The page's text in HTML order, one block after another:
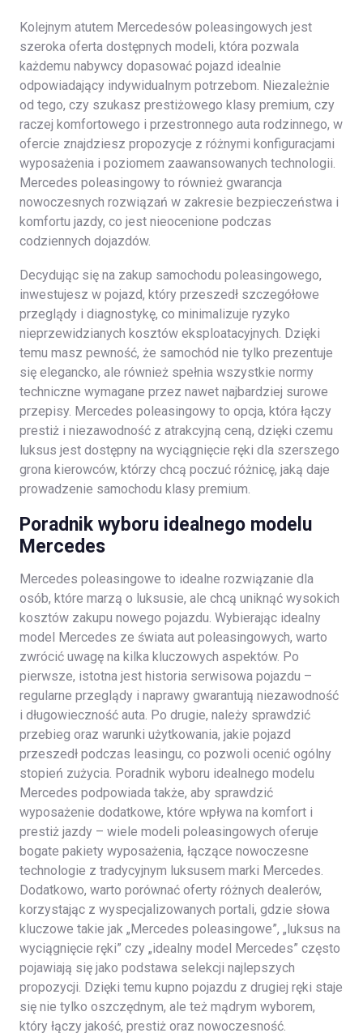
Kolejnym atutem Mercedesów poleasingowych jest
szeroka oferta dostępnych modeli, która pozwala
każdemu nabywcy dopasować pojazd idealnie
odpowiadający indywidualnym potrzebom. Niezależnie
od tego, czy szukasz prestiżowego klasy premium, czy
raczej komfortowego i przestronnego auta rodzinnego, w
ofercie znajdziesz propozycje z różnymi konfiguracjami
wyposażenia i poziomem zaawansowanych technologii.
Mercedes poleasingowy to również gwarancja
nowoczesnych rozwiązań w zakresie bezpieczeństwa i
komfortu jazdy, co jest nieocenione podczas
codziennych dojazdów.
Decydując się na zakup samochodu poleasingowego,
inwestujesz w pojazd, który przeszedł szczegółowe
przeglądy i diagnostykę, co minimalizuje ryzyko
nieprzewidzianych kosztów eksploatacyjnych. Dzięki
temu masz pewność, że samochód nie tylko prezentuje
się elegancko, ale również spełnia wszystkie normy
techniczne wymagane przez nawet najbardziej surowe
przepisy. Mercedes poleasingowy to opcja, która łączy
prestiż i niezawodność z atrakcyjną ceną, dzięki czemu
luksus jest dostępny na wyciągnięcie ręki dla szerszego
grona kierowców, którzy chcą poczuć różnicę, jaką daje
prowadzenie samochodu klasy premium.
Poradnik wyboru idealnego modelu
Mercedes
Mercedes poleasingowe to idealne rozwiązanie dla
osób, które marzą o luksusie, ale chcą uniknąć wysokich
kosztów zakupu nowego pojazdu. Wybierając idealny
model Mercedes ze świata aut poleasingowych, warto
zwrócić uwagę na kilka kluczowych aspektów. Po
pierwsze, istotna jest historia serwisowa pojazdu –
regularne przeglądy i naprawy gwarantują niezawodność
i długowieczność auta. Po drugie, należy sprawdzić
przebieg oraz warunki użytkowania, jakie pojazd
przeszedł podczas leasingu, co pozwoli ocenić ogólny
stopień zużycia. Poradnik wyboru idealnego modelu
Mercedes podpowiada także, aby sprawdzić
wyposażenie dodatkowe, które wpływa na komfort i
prestiż jazdy – wiele modeli poleasingowych oferuje
bogate pakiety wyposażenia, łączące nowoczesne
technologie z tradycyjnym luksusem marki Mercedes.
Dodatkowo, warto porównać oferty różnych dealerów,
korzystając z wyspecjalizowanych portali, gdzie słowa
kluczowe takie jak „Mercedes poleasingowe”, „luksus na
wyciągnięcie ręki” czy „idealny model Mercedes” często
pojawiają się jako podstawa selekcji najlepszych
propozycji. Dzięki temu kupno pojazdu z drugiej ręki staje
się nie tylko oszczędnym, ale też mądrym wyborem,
który łączy jakość, prestiż oraz nowoczesność.